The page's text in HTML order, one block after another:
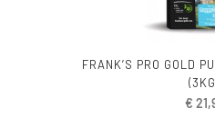
FRANK’S PRO GOLD
€